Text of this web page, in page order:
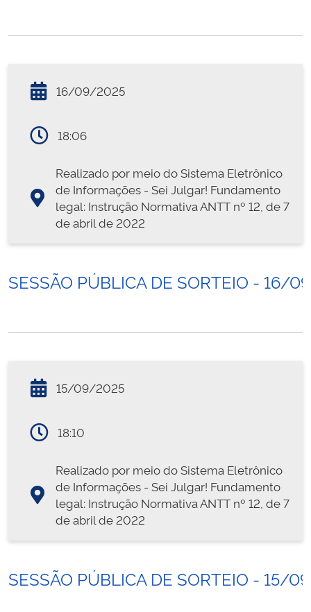
16/09/2025
18:06
Realizado por meio do Sistema Eletrônico
de Informações - Sei Julgar! Fundamento
legal: Instrução Normativa ANTT nº 12, de 7
de abril de 2022
SESSÃO PÚBLICA DE SORTEIO - 16/
15/09/2025
18:10
Realizado por meio do Sistema Eletrônico
de Informações - Sei Julgar! Fundamento
legal: Instrução Normativa ANTT nº 12, de 7
de abril de 2022
SESSÃO PÚBLICA DE SORTEIO - 15/